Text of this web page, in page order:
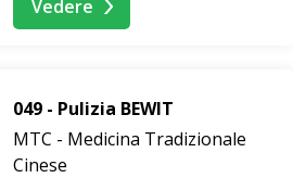
Vedere
049 - Pulizia BEWIT
MTC - Medicina Tradizionale
Cinese